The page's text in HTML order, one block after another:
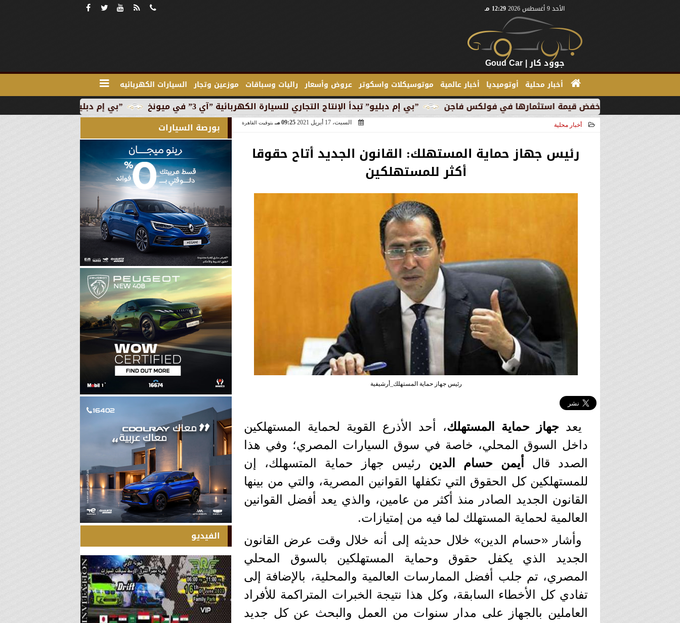
الأحد 9 أغسطس 2026 12:29 مـ
جوود كار | Goud Car
أخبار محلية أوتوميديا أخبار عالمية موتوسيكلات واسكوتر عروض وأسعار راليات وسباقات موزعين وتجار السيارات الكهربائيه
”بي إم دبليو” تبدأ الإنتاج التجاري للسيارة الكهربائية ”بي إم دبليو” تبدأ الإنتاج التجاري للسيارة الكهربائية ”آي 3” في ميونخ بسبب خفض قيمة استثمارها في فولكس فاجن
أخبار محلية السبت، 17 أبريل 2021 09:25 مـ بتوقيت القاهرة
رئيس جهاز حماية المستهلك: القانون الجديد أتاح حقوقا
أكثر للمستهلكين
رئيس جهاز حماية المستهلك_أرشيفية
يعد جهاز حماية المستهلك، أحد الأذرع القوية لحماية المستهلكين
داخل السوق المحلي، خاصة في سوق السيارات المصري؛ وفي هذا
الصدد قال
أيمن حسام الدين رئيس جهاز حماية المتسهلك، إن
للمستهلكين كل الحقوق التي تكفلها القوانين المصرية، والتي من بينها
القانون الجديد الصادر منذ أكثر من عامين، والذي يعد أفضل القوانين
العالمية لحماية المستهلك لما فيه من إمتيازات.
وأشار «حسام الدين» خلال حديثه إلى أنه خلال وقت عرض القانون
الجديد الذي يكفل حقوق وحماية المستهلكين بالسوق المحلي
المصري، تم جلب أفضل الممارسات العالمية والمحلية، بالإضافة إلى
تفادي كل الأخطاء السابقة، وكل هذا نتيجة الخبرات المتراكمة للأفراد
العاملين بالجهاز على مدار سنوات من العمل والبحث عن كل جديد
بورصة السيارات
الفيديو